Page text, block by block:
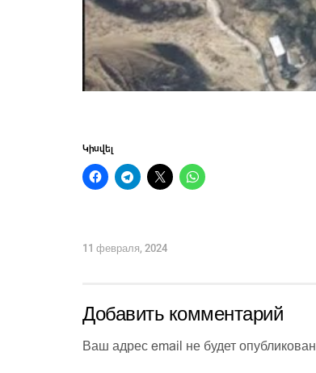
Կիսվել
11 февраля, 2024
Добавить комментарий
Ваш адрес email не будет опубликован.